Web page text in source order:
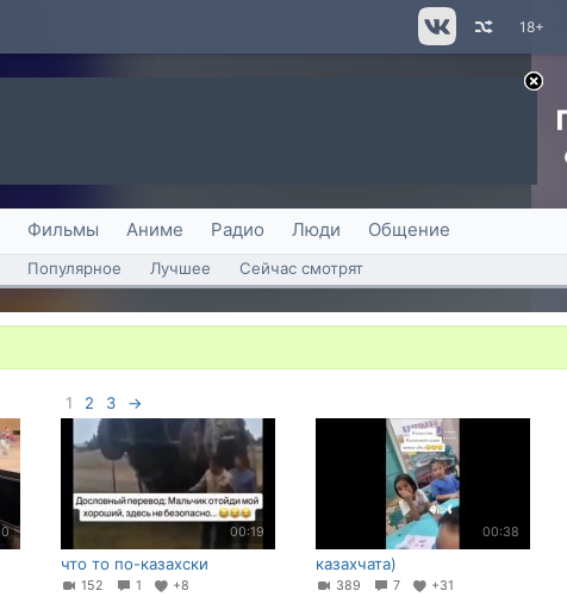
18+
Фильмы Аниме Радио Люди Общение
Популярное Лучшее Сейчас смотрят
1 2 3 →
00:19
что то по-казахски
152 1 +8
00:38
казахчата)
389 7 +31